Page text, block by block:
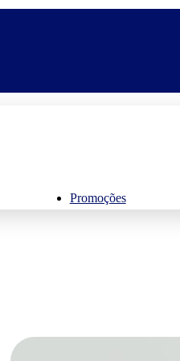
Promoções